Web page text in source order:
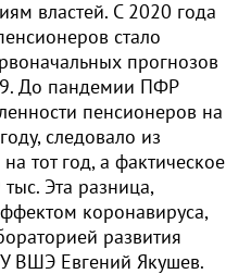
властей. С 2020 года
стало
прогнозов
До пандемии ПФР
пенсионеров на
следовало из
тот год, а фактическое
Эта разница,
коронавируса,
развития
ВШЭ Евгений Якушев.